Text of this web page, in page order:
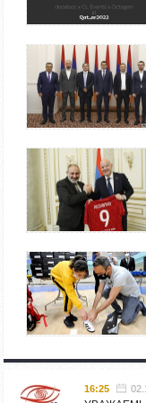
16:25